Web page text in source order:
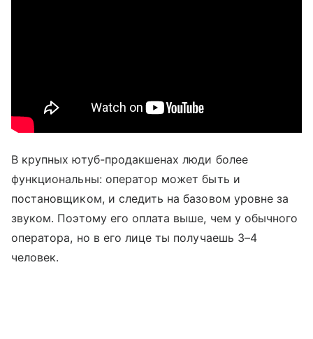
В крупных ютуб-продакшенах люди более
функциональны: оператор может быть и
постановщиком, и следить на базовом уровне за
звуком. Поэтому его оплата выше, чем у обычного
оператора, но в его лице ты получаешь 3–4
человек.